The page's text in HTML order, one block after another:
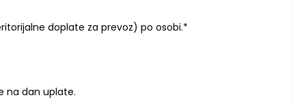
doplate za prevoz) po osobi.*
na dan uplate.